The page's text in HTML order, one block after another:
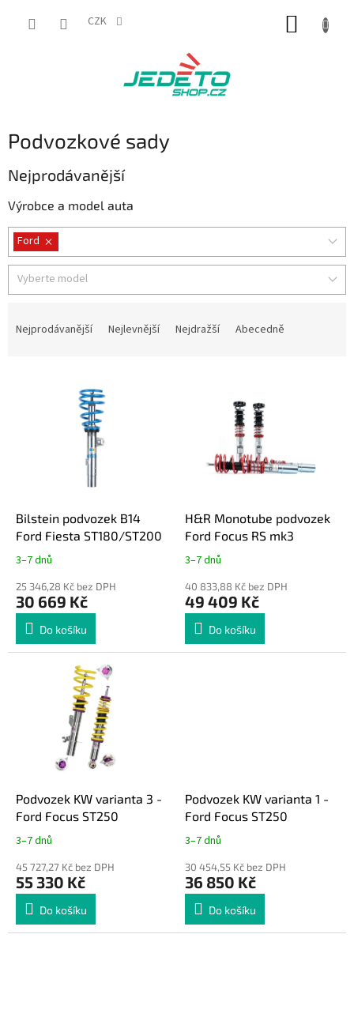
CZK
Podvozkové sady
Nejprodávanější
Výrobce a model auta
Ford
Vyberte model
Nejprodávanější Nejlevnější Nejdražší Abecedně
Bilstein podvozek B14
Ford Fiesta ST180/ST200
3–7 dnů
25 346,28 Kč bez DPH
30 669 Kč
Do košíku
H&R Monotube podvozek
Ford Focus RS mk3
3–7 dnů
40 833,88 Kč bez DPH
49 409 Kč
Do košíku
Podvozek KW varianta 3 -
Ford Focus ST250
3–7 dnů
45 727,27 Kč bez DPH
55 330 Kč
Do košíku
Podvozek KW varianta 1 -
Ford Focus ST250
3–7 dnů
30 454,55 Kč bez DPH
36 850 Kč
Do košíku